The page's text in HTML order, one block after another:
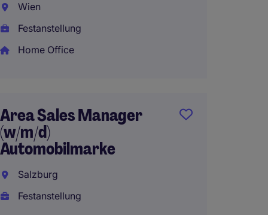
Wien
Festanstellung
Home Office
Area Sales Manager
(w/m/d)
Automobilmarke
Salzburg
Festanstellung